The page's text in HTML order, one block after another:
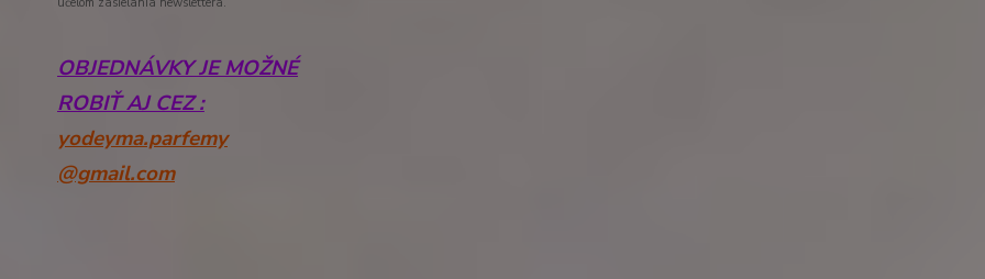
OBJEDNÁVKY JE MOŽNÉ
ROBIŤ AJ CEZ :
yodeyma.parfemy
@gmail.com